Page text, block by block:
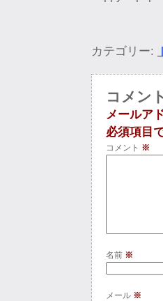
カテゴリー:
コメン
メールア
必須項目
コメント ※
名前 ※
メール ※